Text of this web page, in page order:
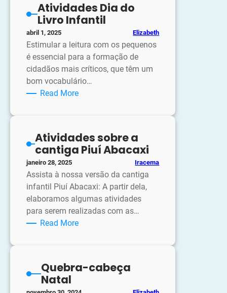
Estações
Atividades Dia do
Livro Infantil
abril 1, 2025 Elizabeth
Estimular a leitura com os pequenos
é essencial para a formação de
cidadãos mais críticos, que têm um
bom vocabulário…
Read More:
Livro
Infantil
Atividades sobre a
cantiga Piuí Abacaxi
janeiro 28, 2025 Iracema
Assista à nossa versão da cantiga
infantil Piuí Abacaxi: A partir dela,
elaboramos algumas atividades
para serem realizadas com as…
Read More:
cantiga
Quebra-cabeça
Natal